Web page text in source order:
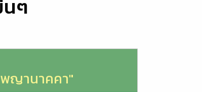
ๆ
ญานาคคา"